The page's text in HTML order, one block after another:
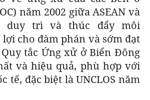
năm 2002 giữa ASEAN và
duy trì và thúc đẩy môi
cho đàm phán và sớm đạt
tắc Ứng xử ở Biển Đông
và hiệu quả, phù hợp với
tế, đặc biệt là UNCLOS năm